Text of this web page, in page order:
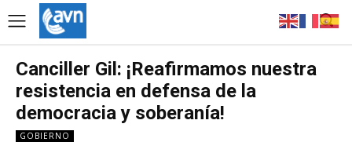
Canciller Gil: ¡Reafirmamos nuestra
resistencia en defensa de la
democracia y soberanía!
GOBIERNO